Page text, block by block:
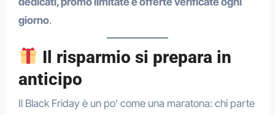
giorno.
Il risparmio si prepara in
anticipo
Il Black Friday è un po’ come una maratona: chi parte